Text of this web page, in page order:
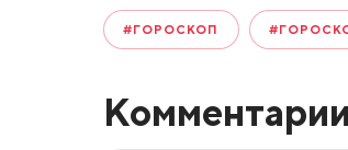
#ГОРОСКОП